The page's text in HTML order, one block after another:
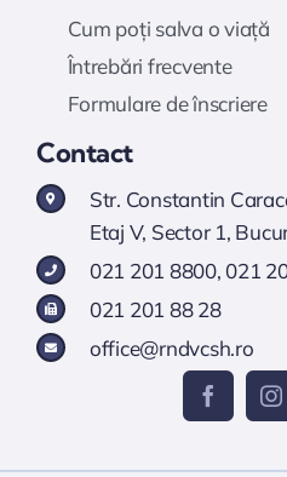
Cum poți salva o viață
Întrebări frecvente
Formulare de înscriere
Contact
Str. Constantin
Etaj V, Sector 1,
021 201 8800, 021
021 201 88 28
office@rndvcsh.ro